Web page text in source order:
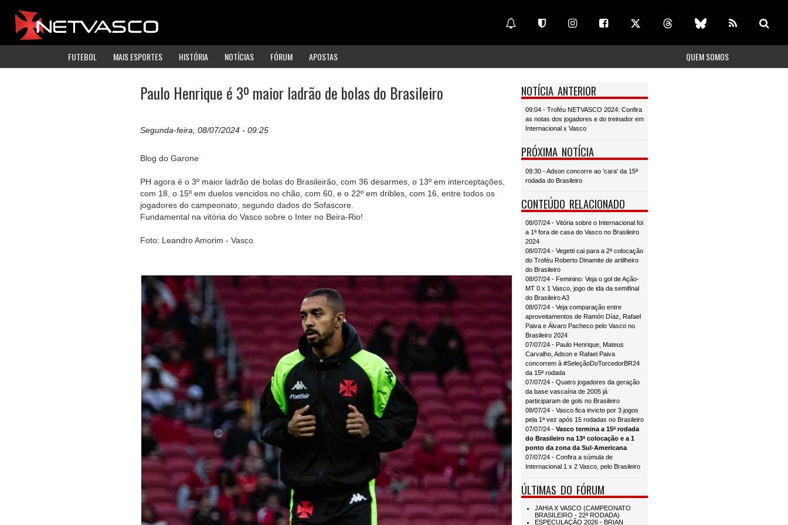
FUTEBOL MAIS ESPORTES HISTÓRIA NOTÍCIAS FÓRUM APOSTAS QUEM SOMOS
Paulo Henrique é 3º maior ladrão de bolas do Brasileiro
Segunda-feira, 08/07/2024 - 09:25
Blog do Garone
PH agora é o 3º maior ladrão de bolas do Brasileirão, com 36 desarmes, o 13º em interceptações,
com 18, o 15º em duelos vencidos no chão, com 60, e o 22º em dribles, com 16, entre todos os
jogadores do campeonato, segundo dados do Sofascore.
Fundamental na vitória do Vasco sobre o Inter no Beira-Rio!
Foto: Leandro Amorim - Vasco
NOTÍCIA ANTERIOR
09:04 - Troféu NETVASCO 2024: Confira
as notas dos jogadores e do treinador em
Internacional x Vasco
PRÓXIMA NOTÍCIA
09:30 - Adson concorre ao 'cara' da 15ª
rodada do Brasileiro
CONTEÚDO RELACIONADO
08/07/24 - Vitória sobre o Internacional foi
a 1ª fora de casa do Vasco no Brasileiro
2024
08/07/24 - Vegetti cai para a 2ª colocação
do Troféu Roberto Dinamite de artilheiro
do Brasileiro
08/07/24 - Feminino: Veja o gol de Ação-
MT 0 x 1 Vasco, jogo de ida da semifinal
do Brasileiro A3
08/07/24 - Veja comparação entre
aproveitamentos de Ramón Díaz, Rafael
Paiva e Álvaro Pacheco pelo Vasco no
Brasileiro 2024
07/07/24 - Paulo Henrique, Mateus
Carvalho, Adson e Rafael Paiva
concorrem à #SeleçãoDoTorcedorBR24
da 15ª rodada
07/07/24 - Quatro jogadores da geração
da base vascaína de 2005 já
participaram de gols no Brasileiro
08/07/24 - Vasco fica invicto por 3 jogos
pela 1ª vez após 15 rodadas no Brasileiro
07/07/24 - Vasco termina a 15ª rodada
do Brasileiro na 13ª colocação e a 1
ponto da zona da Sul-Americana
07/07/24 - Confira a súmula de
Internacional 1 x 2 Vasco, pelo Brasileiro
ÚLTIMAS DO FÓRUM